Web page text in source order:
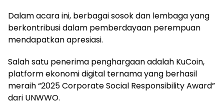
Dalam acara ini, berbagai sosok dan lembaga yang
berkontribusi dalam pemberdayaan perempuan
mendapatkan apresiasi.
Salah satu penerima penghargaan adalah KuCoin,
platform ekonomi digital ternama yang berhasil
meraih “2025 Corporate Social Responsibility Award”
dari UNWWO.